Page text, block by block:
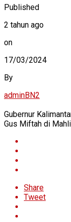
Published
2 tahun ago
on
17/03/2024
By
adminBN2
Gubernur
Gus Miftah di
Share
Tweet